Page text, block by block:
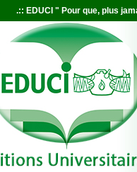
.:: EDUCI " Pour que, plus